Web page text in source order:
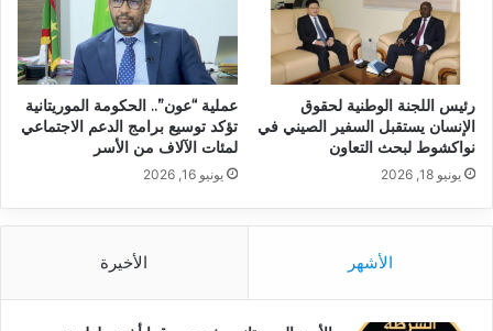
رئيس اللجنة الوطنية لحقوق
الإنسان يستقبل السفير الصيني في
نواكشوط لبحث التعاون
يونيو 18, 2026
عملية “عون”.. الحكومة الموريتانية
تؤكد توسيع برامج الدعم الاجتماعي
لمئات الآلاف من الأسر
يونيو 16, 2026
الأشهر الأخيرة